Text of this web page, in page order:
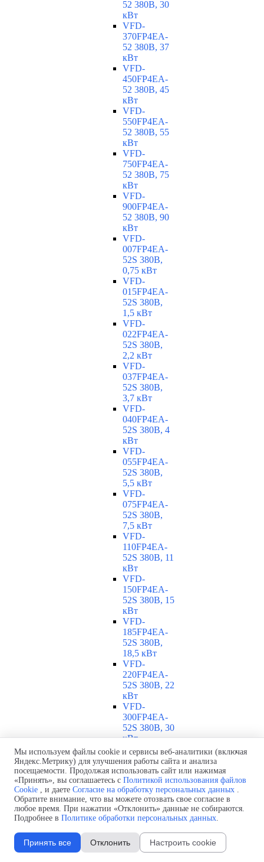
52 380В, 30
кВт
VFD-
370FP4EA-
52 380В, 37
кВт
VFD-
450FP4EA-
52 380В, 45
кВт
VFD-
550FP4EA-
52 380В, 55
кВт
VFD-
750FP4EA-
52 380В, 75
кВт
VFD-
900FP4EA-
52 380В, 90
кВт
VFD-
007FP4EA-
52S 380В,
0,75 кВт
VFD-
015FP4EA-
52S 380В,
1,5 кВт
VFD-
022FP4EA-
52S 380В,
2,2 кВт
VFD-
037FP4EA-
52S 380В,
3,7 кВт
VFD-
040FP4EA-
52S 380В, 4
кВт
VFD-
055FP4EA-
52S 380В,
5,5 кВт
VFD-
075FP4EA-
52S 380В,
7,5 кВт
VFD-
110FP4EA-
52S 380В, 11
кВт
VFD-
150FP4EA-
52S 380В, 15
кВт
VFD-
185FP4EA-
52S 380В,
18,5 кВт
VFD-
220FP4EA-
52S 380В, 22
кВт
VFD-
300FP4EA-
52S 380В, 30
кВт
VFD-
370FP4EA-
52S 380В, 37
кВт
VFD-
450FP4EA-
52S 380В, 45
кВт
VFD-
550FP4EA-
52S 380В, 55
Мы используем файлы cookie и сервисы веб-аналитики (включая
Яндекс.Метрику) для улучшения работы сайта и анализа
посещаемости. Продолжая использовать сайт или нажимая
«Принять», вы соглашаетесь с Политикой использования файлов
Cookie , и даете Согласие на обработку персональных данных .
Обратите внимание, что вы можете отозвать свое согласие в
любое время. При нажатии «Отклонить» данные не собираются.
Подробнее в Политике обработки персональных данных.
Принять все Отклонить Настроить cookie